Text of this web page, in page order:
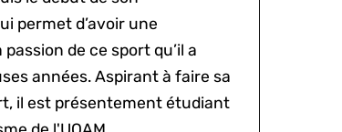
permet d’avoir une
de ce sport qu’il a
années. Aspirant à faire sa
il est présentement étudiant